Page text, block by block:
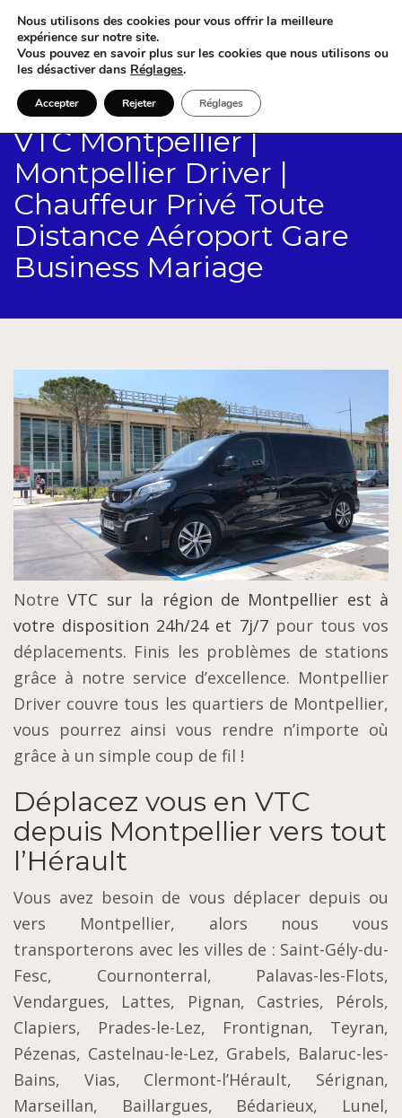
VTC Montpellier |
Montpellier Driver |
Chauffeur Privé Toute
Distance Aéroport Gare
Business Mariage
NotreVTC sur la région de Montpellier est à
votre disposition 24h/24 et 7j/7pour tous vos
déplacements. Finis les problèmes de stations
grâce à notre service d’excellence. Montpellier
Driver couvre tous les quartiers de Montpellier,
vous pourrez ainsi vous rendre n’importe où
grâce à un simple coup de fil !
Déplacez vous en VTC
depuis Montpellier vers tout
l’Hérault
Vous avez besoin de vous déplacer depuis ou
vers Montpellier, alors nous vous
transporterons avec les villes de : Saint-Gély-du-
Fesc, Cournonterral, Palavas-les-Flots,
Vendargues, Lattes, Pignan, Castries, Pérols,
Clapiers, Prades-le-Lez, Frontignan, Teyran,
Pézenas, Castelnau-le-Lez, Grabels, Balaruc-les-
Bains, Vias, Clermont-l’Hérault, Sérignan,
Marseillan, Baillargues, Bédarieux, Lunel,
Nous utilisons des cookies pour vous offrir la meilleure
expérience sur notre site.
Vous pouvez en savoir plus sur les cookies que nous utilisons ou
les désactiver dans Réglages.
Accepter Rejeter Réglages